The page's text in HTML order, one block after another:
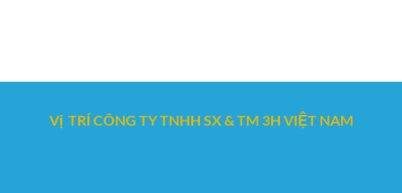
Vị TRÍ CÔNG TY TNHH SX & TM 3H VIỆT NAM